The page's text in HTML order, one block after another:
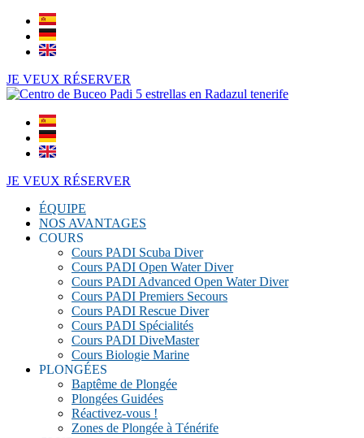
JE VEUX RÉSERVER
JE VEUX RÉSERVER
ÉQUIPE
NOS AVANTAGES
COURS
Cours PADI Scuba Diver
Cours PADI Open Water Diver
Cours PADI Advanced Open Water Diver
Cours PADI Premiers Secours
Cours PADI Rescue Diver
Cours PADI Spécialités
Cours PADI DiveMaster
Cours Biologie Marine
PLONGÉES
Baptême de Plongée
Plongées Guidées
Réactivez-vous !
Zones de Plongée à Ténérife